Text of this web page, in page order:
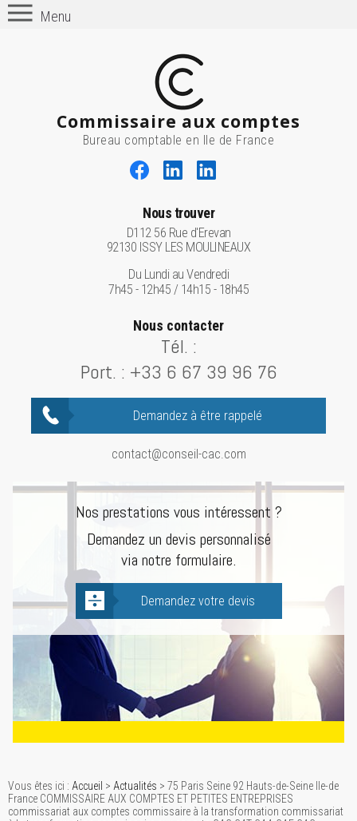
Menu
Commissaire aux comptes
Bureau comptable en Ile de France
Nous trouver
D112 56 Rue d'Erevan
92130 ISSY LES MOULINEAUX
Du Lundi au Vendredi
7h45 - 12h45 / 14h15 - 18h45
Nous contacter
Tél. :
Port. : +33 6 67 39 96 76
Demandez à être rappelé
contact@conseil-cac.com
Nos prestations vous intéressent ?
Demandez un devis personnalisé
via notre formulaire.
Demandez votre devis
Vous êtes ici : Accueil > Actualités > 75 Paris Seine 92 Hauts-de-Seine Ile-de
France COMMISSAIRE AUX COMPTES ET PETITES ENTREPRISES
commissariat aux comptes commissaire à la transformation commissariat